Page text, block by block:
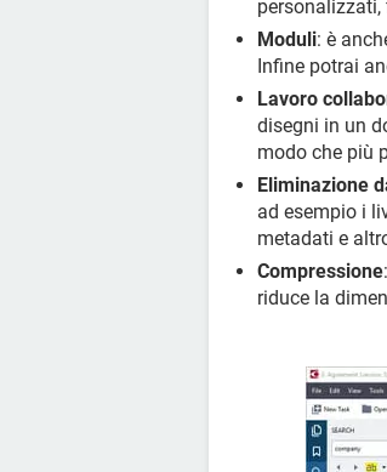
personalizzati,
Moduli: è
Infine potrai
Lavoro
disegni in un
modo che più
Eliminazione
ad esempio i
metadati e
Compressione
riduce la